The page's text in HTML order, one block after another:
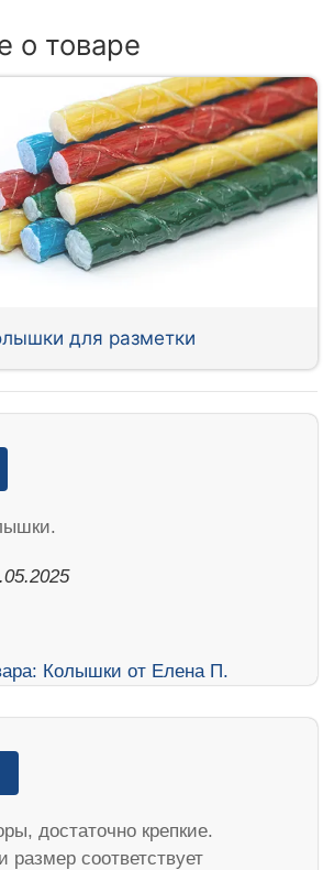
о товаре
для разметки
достаточно крепкие.
размер соответствует